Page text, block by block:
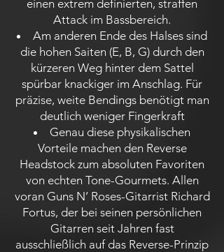
einen extrem definierten, straffen
Attack im Bassbereich.
Am anderen Ende des Halses sind
die hohen Saiten (E, B, G) durch den
kürzeren Weg hinter dem Sattel
spürbar knackiger im Anschlag. Für
präzise, weite Bendings benötigt man
deutlich weniger Fingerkraft
Genau diese physikalischen
Vorteile machen den Reverse
Headstock zum absoluten Favoriten
von echten Tone-Gourmets. Allen
voran Guns N’ Roses-Gitarrist Richard
Fortus, der bei seinen persönlichen
Gitarren seit Jahren fast
ausschließlich auf das Reverse-Prinzip